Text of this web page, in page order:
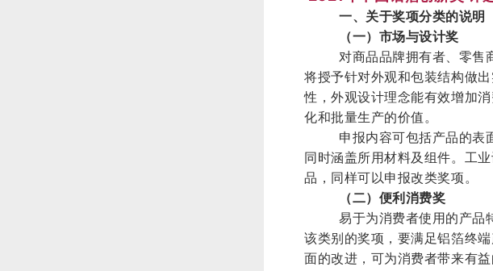
一、关于奖项分类的说明
（一）市场与设计奖
对商品品牌拥有者、零售
将授予针对外观和包装结构做
性，外观设计理念能有效增加
化和批量生产的价值。
申报内容可包括产品的表
同时涵盖所用材料及组件。工
品，同样可以申报改类奖项。
（二）便利消费奖
易于为消费者使用的产品
该类别的奖项，要满足铝箔终
面的改进，可为消费者带来有益